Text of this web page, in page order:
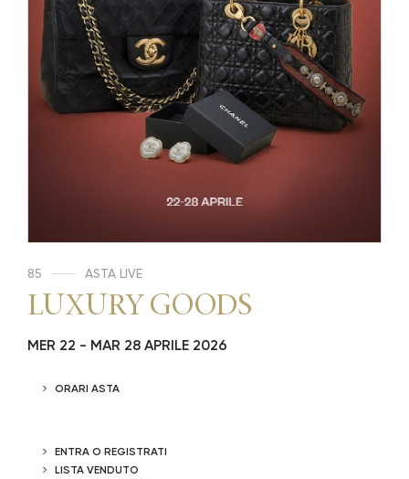
85 ASTA LIVE
LUXURY GOODS
MER 22 - MAR 28 APRILE 2026
ORARI ASTA
ENTRA O REGISTRATI
LISTA VENDUTO